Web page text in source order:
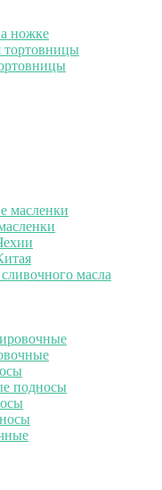
ножке
масленки
масла
подносы